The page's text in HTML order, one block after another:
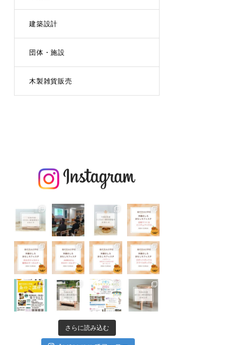
建築設計
団体・施設
木製雑貨販売
さらに読み込む